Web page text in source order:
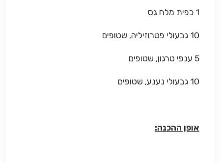
1 כפית מלח גס
10 גבעולי פטרוזיליה, שטופים
5 ענפי טרגון, שטופים
10 גבעולי נענע, שטופים
אופן ההכנה: